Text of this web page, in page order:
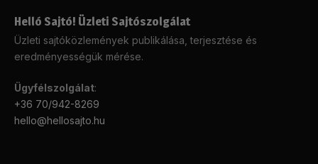
Helló Sajtó! Üzleti Sajtószolgálat
Üzleti sajtóközlemények publikálása, terjesztése és
eredményességük mérése.
Ügyfélszolgálat:
+36 70/942-8269
hello@hellosajto.hu